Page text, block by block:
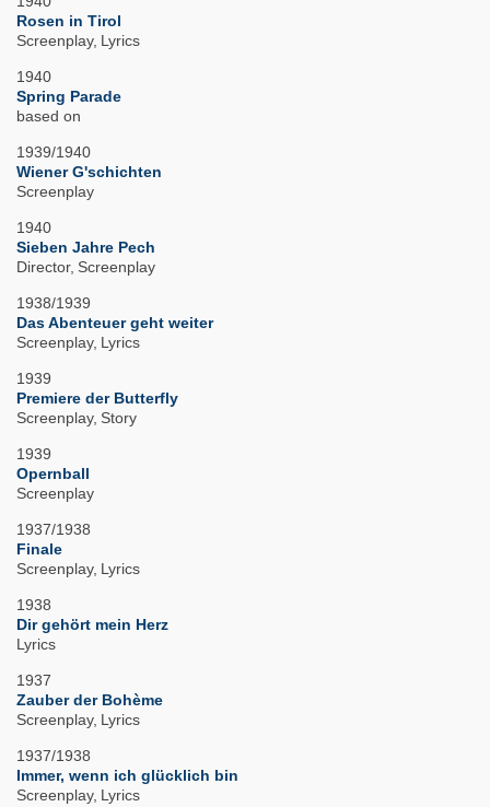
Rosen in Tirol
Screenplay Lyrics
1940
Spring Parade
based on
1939/1940
Wiener G'schichten
Screenplay
1940
Sieben Jahre Pech
Director Screenplay
1938/1939
Das Abenteuer geht weiter
Screenplay Lyrics
1939
Premiere der Butterfly
Screenplay Story
1939
Opernball
Screenplay
1937/1938
Finale
Screenplay Lyrics
1938
Dir gehört mein Herz
Lyrics
1937
Zauber der Bohème
Screenplay Lyrics
1937/1938
Immer, wenn ich glücklich bin
Screenplay Lyrics